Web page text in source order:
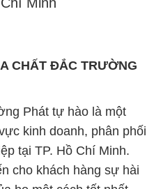
Minh
CHẤT ĐẮC TRƯỜNG
Phát tự hào là một
kinh doanh, phân phối
tại TP. Hồ Chí Minh.
cho khách hàng sự hài